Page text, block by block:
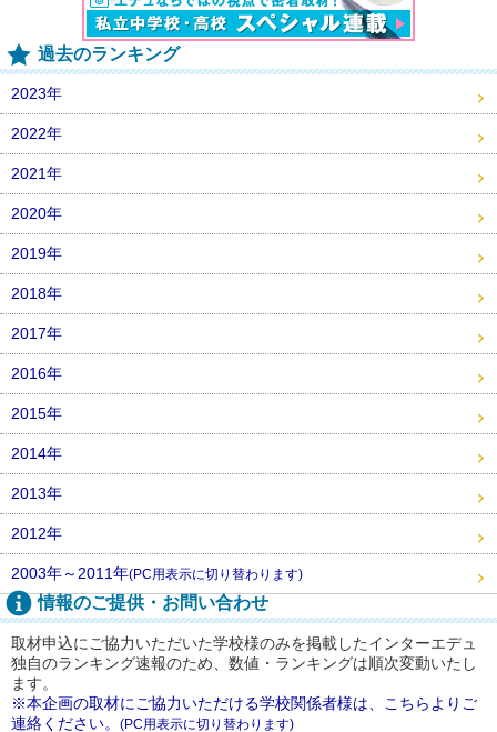
過去のランキング
2023年
2022年
2021年
2020年
2019年
2018年
2017年
2016年
2015年
2014年
2013年
2012年
2003年～2011年(PC用表示に切り替わります)
情報のご提供・お問い合わせ
取材申込にご協力いただいた学校様のみを掲載したインターエデュ
独自のランキング速報のため、数値・ランキングは順次変動いたし
ます。
※本企画の取材にご協力いただける学校関係者様は、こちらよりご
連絡ください。 (PC用表示に切り替わります)